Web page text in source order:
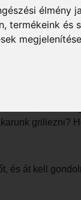
élmény
,termékeink és
megjelenítése
grillezni?
és át kell